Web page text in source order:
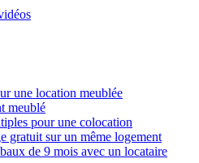
une location meublée
meublé
pour une colocation
gratuit sur un même logement
de 9 mois avec un locataire